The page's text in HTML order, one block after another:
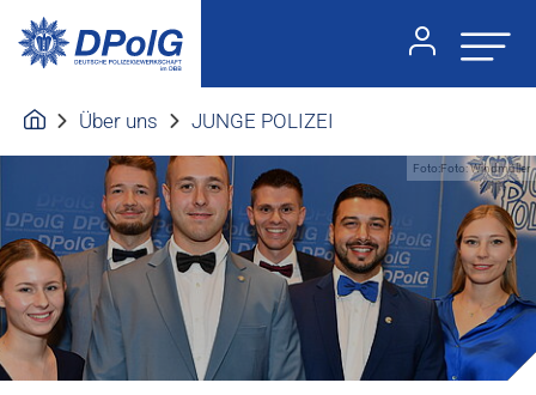
Über uns JUNGE POLIZEI
Foto:Foto: Windmüller